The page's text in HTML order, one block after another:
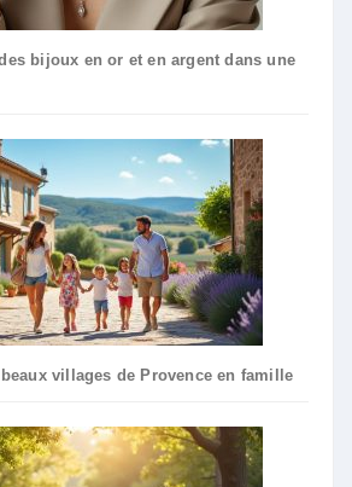
bijoux en or et en argent dans une
villages de Provence en famille